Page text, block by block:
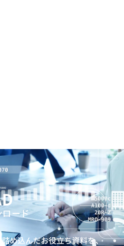
ード
め込んだお役立ち資料を、